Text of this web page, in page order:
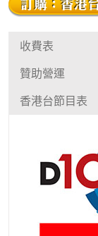
收費表
贊助營運
香港台節目表